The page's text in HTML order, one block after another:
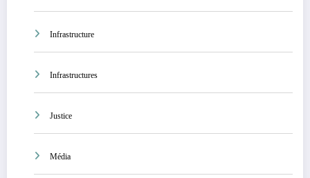
Infrastructure
Infrastructures
Justice
Média